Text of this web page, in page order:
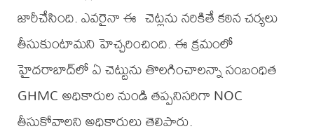
జారీచేసింది. ఎవరైనా ఈ చెట్లను నరికితే కఠిన చర్యలు
తీసుకుంటామని హెచ్చరించింది. ఈ క్రమంలో
హైదరాబాద్‌లో ఏ చెట్టును తొలగించాలన్నా సంబంధిత
GHMC అధికారుల నుండి తప్పనిసరిగా NOC
తీసుకోవాలని అధికారులు తెలిపారు.